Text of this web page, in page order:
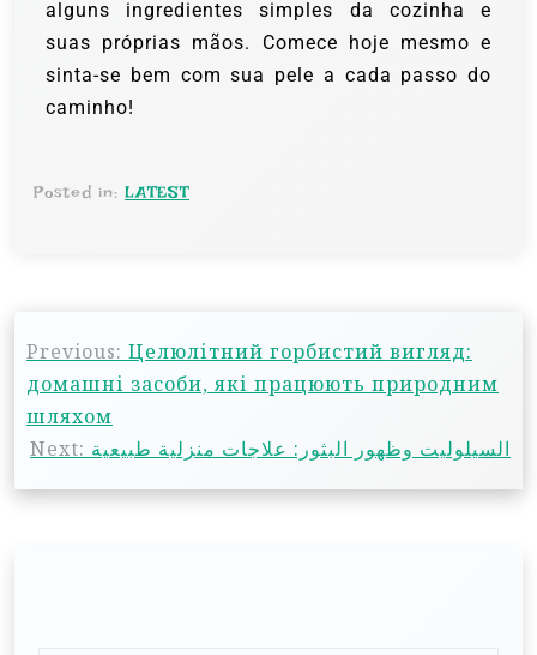
alguns ingredientes simples da cozinha e
suas próprias mãos. Comece hoje mesmo e
sinta-se bem com sua pele a cada passo do
caminho!
Posted in: LATEST
Previous: Целюлітний горбистий вигляд:
домашні засоби, які працюють природним
шляхом
Next: السيلوليت وظهور البثور: علاجات منزلية طبيعية